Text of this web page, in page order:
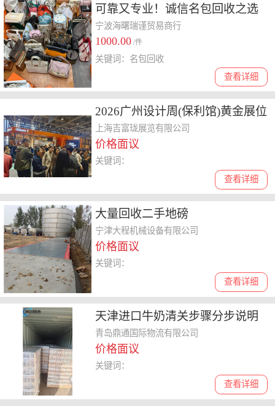
可靠又专业！诚信名包回收之选
宁波海曙瑞谨贸易商行
1000.00 /件
查看详细
关键词：名包回收
2026广州设计周(保利馆)黄金展位
上海吉富珑展览有限公司
价格面议
查看详细
关键词：
大量回收二手地磅
宁津大程机械设备有限公司
价格面议
查看详细
关键词：
天津进口牛奶清关步骤分步说明
青岛鼎通国际物流有限公司
价格面议
查看详细
关键词：